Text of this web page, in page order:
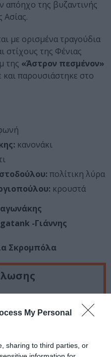
My Personal
sharing to third parties, or
απόηχο της βυζαντινής
Ασίας.
με ορισμένα τραγούδια
στίχους της Φένιας
της «Άστρον πεσμένον»
παρουσιάστηκε στο
κανονάκι
πολίτικη λύρα
κρουστά
-Γιάννης
Σκρομπόλα
15/05/2026